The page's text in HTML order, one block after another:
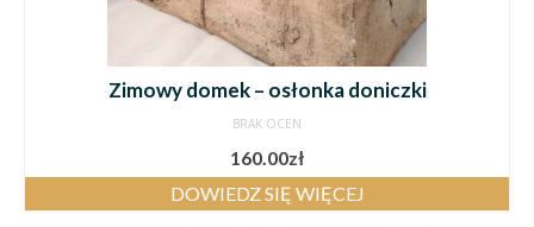
Zimowy domek – osłonka doniczki
BRAK OCEN
160.00zł
DOWIEDZ SIĘ WIĘCEJ